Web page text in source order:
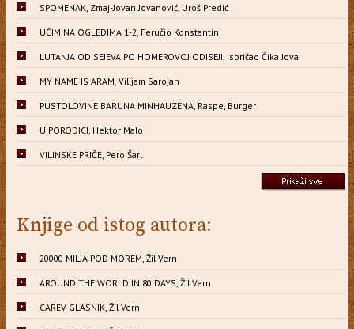
SPOMENAK, Zmaj-Jovan Jovanović, Uroš Predić
UČIM NA OGLEDIMA 1-2, Feručio Konstantini
LUTANJA ODISEJEVA PO HOMEROVOJ ODISEJI, ispričao Čika Jova
MY NAME IS ARAM, Vilijam Sarojan
PUSTOLOVINE BARUNA MINHAUZENA, Raspe, Burger
U PORODICI, Hektor Malo
VILINSKE PRIČE, Pero Šarl
Knjige od istog autora:
20000 MILJA POD MOREM, Žil Vern
AROUND THE WORLD IN 80 DAYS, Žil Vern
CAREV GLASNIK, Žil Vern